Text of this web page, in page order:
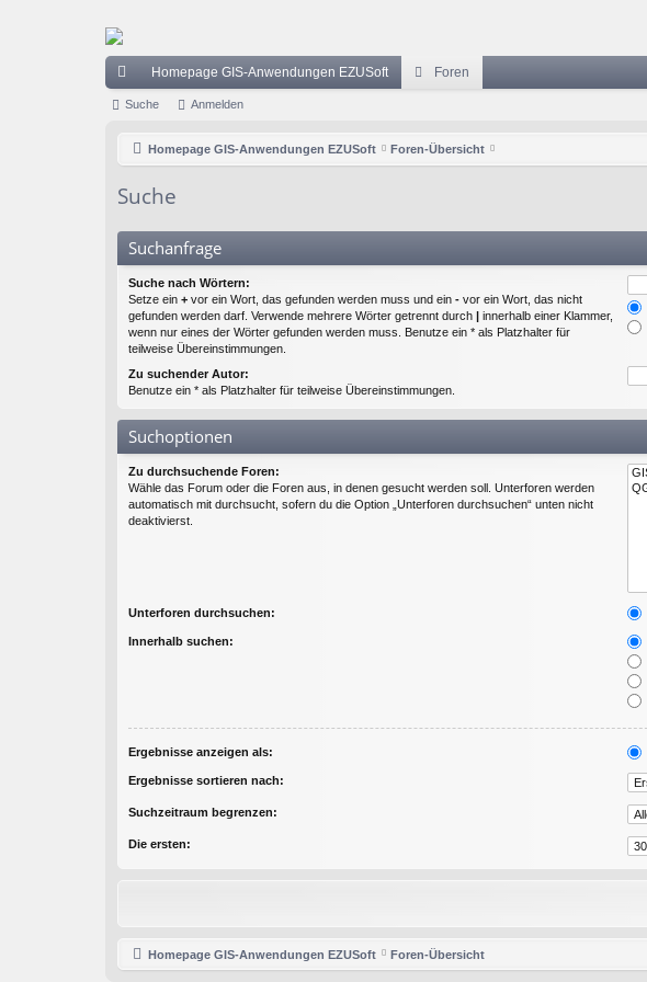
ch
ug
riff
Homepage GIS-Anwendungen EZUSoft Foren
Suche Anmelden
Homepage GIS-Anwendungen EZUSoft Foren-Übersicht
Suche
Suchanfrage
Suche nach Wörtern:
Setze ein + vor ein Wort, das gefunden werden muss und ein - vor ein Wort, das nicht
gefunden werden darf. Verwende mehrere Wörter getrennt durch
innerhalb einer Klammer,
wenn nur eines der Wörter gefunden werden muss. Benutze ein * als Platzhalter für
teilweise Übereinstimmungen.
Zu suchender Autor:
Benutze ein * als Platzhalter für teilweise Übereinstimmungen.
Suchoptionen
Zu durchsuchende Foren:
Wähle das Forum oder die Foren aus, in denen gesucht werden soll. Unterforen werden
automatisch mit durchsucht, sofern du die Option „Unterforen durchsuchen“ unten nicht
deaktivierst.
Unterforen durchsuchen:
Innerhalb suchen:
Ergebnisse anzeigen als:
Ergebnisse sortieren nach:
Suchzeitraum begrenzen:
Die ersten:
Homepage GIS-Anwendungen EZUSoft Foren-Übersicht